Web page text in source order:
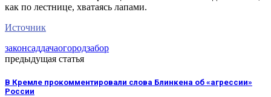
как по лестнице, хватаясь лапами.
Источник
законсаддачаогородзабор
предыдущая статья
В Кремле прокомментировали слова Блинкена об «агрессии»
России